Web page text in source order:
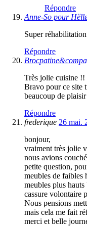
Répondre
Anne-So pour
Super
Répondre
Très jolie cuisine !!
Bravo pour ce site
beaucoup de
Répondre
frederique 26 mai.
bonjour,
vraiment très jolie
nous avions
petite question,
meubles de faibles
meubles plus hauts
cassure volontaire
Nous pensions
mais cela me fait
merci et belle